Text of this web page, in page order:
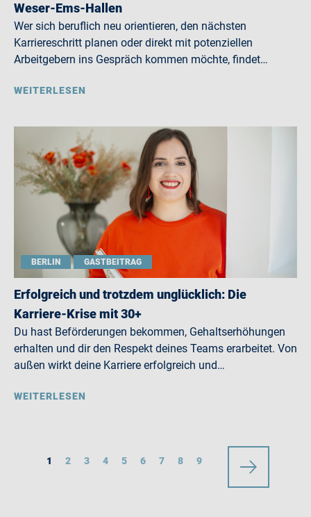
Weser-Ems-Hallen
Wer sich beruflich neu orientieren, den nächsten
Karriereschritt planen oder direkt mit potenziellen
Arbeitgebern ins Gespräch kommen möchte, findet…
WEITERLESEN
BERLIN GASTBEITRAG
Erfolgreich und trotzdem unglücklich: Die
Karriere-Krise mit 30+
Du hast Beförderungen bekommen, Gehaltserhöhungen
erhalten und dir den Respekt deines Teams erarbeitet. Von
außen wirkt deine Karriere erfolgreich und…
WEITERLESEN
1 2 3 4 5 6 7 8 9